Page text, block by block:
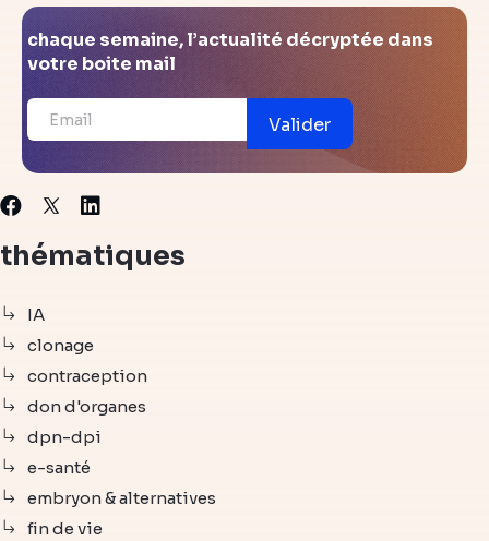
chaque semaine, l’actualité décryptée dans
votre boite mail
Valider
Facebook
X Linkedin
thématiques
IA
clonage
contraception
don d'organes
dpn-dpi
e-santé
embryon & alternatives
fin de vie